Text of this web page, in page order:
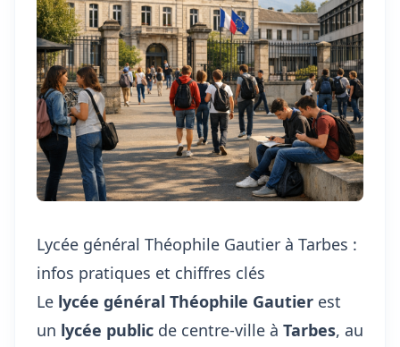
Lycée général Théophile Gautier à Tarbes :
infos pratiques et chiffres clés
Le lycée général Théophile Gautier est
un lycée public de centre-ville à Tarbes, au